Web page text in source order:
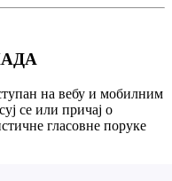
на вебу и мобилним
се или причај о
гласовне поруке